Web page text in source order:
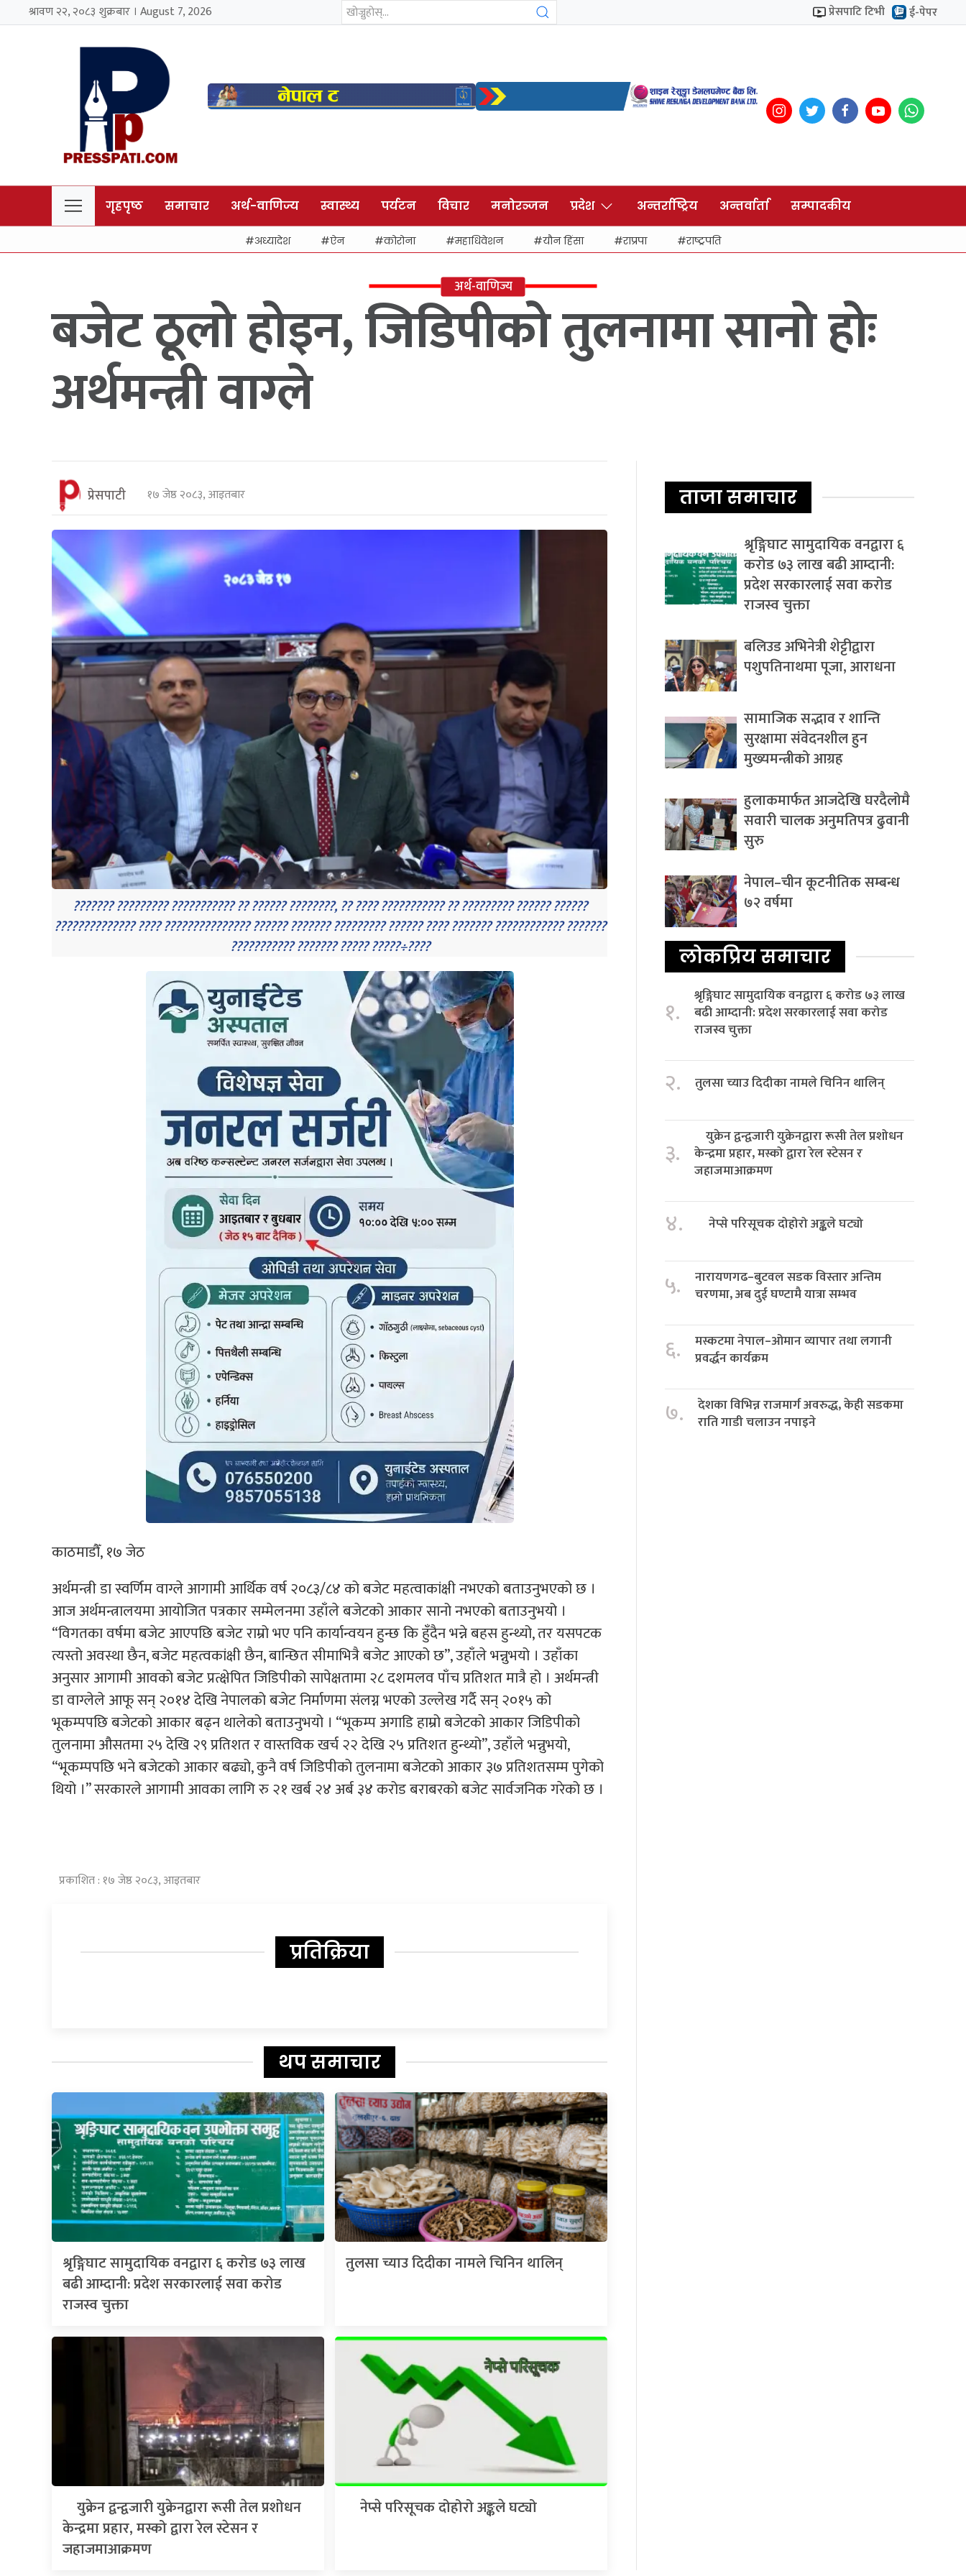
श्रावण २२, २०८३ शुक्रबार । August 7, 2026 प्रेसपाटि टिभी ई-पेपर
गृहपृष्ठ समाचार अर्थ-वाणिज्य स्वास्थ्य पर्यटन विचार मनोरञ्जन प्रदेश अन्तर्राष्ट्रिय अन्तर्वार्ता सम्पादकीय
अध्यादेश ऐन कोरोना महाधिवेशन यौन हिंसा राप्रपा राष्ट्रपति
अर्थ-वाणिज्य
बजेट ठूलो होइन, जिडिपीको तुलनामा सानो होः
अर्थमन्त्री वाग्ले
प्रेसपाटी १७ जेष्ठ २०८३, आइतबार
??????? ????????? ??????????? ?? ?????? ????????, ?? ???? ??????????? ?? ????????? ?????? ??????
?????????????? ???? ??????????????? ?????? ??????? ????????? ?????? ???? ??????? ???????????? ???????
??????????? ??????? ????? ?????÷????
काठमाडौँ, १७ जेठ
अर्थमन्त्री डा स्वर्णिम वाग्ले आगामी आर्थिक वर्ष २०८३/८४ को बजेट महत्वाकांक्षी नभएको बताउनुभएको छ ।
आज अर्थमन्त्रालयमा आयोजित पत्रकार सम्मेलनमा उहाँले बजेटको आकार सानो नभएको बताउनुभयो ।
“विगतका वर्षमा बजेट आएपछि बजेट राम्रो भए पनि कार्यान्वयन हुन्छ कि हुँदैन भन्ने बहस हुन्थ्यो, तर यसपटक
त्यस्तो अवस्था छैन, बजेट महत्वकांक्षी छैन, बान्छित सीमाभित्रै बजेट आएको छ”, उहाँले भन्नुभयो । उहाँका
अनुसार आगामी आवको बजेट प्रत्क्षेपित जिडिपीको सापेक्षतामा २८ दशमलव पाँच प्रतिशत मात्रै हो । अर्थमन्त्री
डा वाग्लेले आफू सन् २०१४ देखि नेपालको बजेट निर्माणमा संलग्न भएको उल्लेख गर्दै सन् २०१५ को
भूकम्पपछि बजेटको आकार बढ्न थालेको बताउनुभयो । “भूकम्प अगाडि हाम्रो बजेटको आकार जिडिपीको
तुलनामा औसतमा २५ देखि २९ प्रतिशत र वास्तविक खर्च २२ देखि २५ प्रतिशत हुन्थ्यो”, उहाँले भन्नुभयो,
“भूकम्पपछि भने बजेटको आकार बढ्यो, कुनै वर्ष जिडिपीको तुलनामा बजेटको आकार ३७ प्रतिशतसम्म पुगेको
थियो ।” सरकारले आगामी आवका लागि रु २१ खर्ब २४ अर्ब ३४ करोड बराबरको बजेट सार्वजनिक गरेको छ ।
प्रकाशित : १७ जेष्ठ २०८३, आइतबार
प्रतिक्रिया
थप समाचार
श्रृङ्गिघाट सामुदायिक वनद्वारा ६ करोड ७३ लाख
बढी आम्दानी: प्रदेश सरकारलाई सवा करोड
राजस्व चुक्ता
तुलसा च्याउ दिदीका नामले चिनिन थालिन्
युक्रेन द्वन्द्वजारी युक्रेनद्वारा रूसी तेल प्रशोधन
केन्द्रमा प्रहार, मस्को द्वारा रेल स्टेसन र
जहाजमाआक्रमण
नेप्से परिसूचक दोहोरो अङ्कले घट्यो
ताजा समाचार
श्रृङ्गिघाट सामुदायिक वनद्वारा ६
करोड ७३ लाख बढी आम्दानी:
प्रदेश सरकारलाई सवा करोड
राजस्व चुक्ता
बलिउड अभिनेत्री शेट्टीद्वारा
पशुपतिनाथमा पूजा, आराधना
सामाजिक सद्भाव र शान्ति
सुरक्षामा संवेदनशील हुन
मुख्यमन्त्रीको आग्रह
हुलाकमार्फत आजदेखि घरदैलोमै
सवारी चालक अनुमतिपत्र ढुवानी
सुरु
नेपाल–चीन कूटनीतिक सम्बन्ध
७२ वर्षमा
लोकप्रिय समाचार
१.
श्रृङ्गिघाट सामुदायिक वनद्वारा ६ करोड ७३ लाख
बढी आम्दानी: प्रदेश सरकारलाई सवा करोड
राजस्व चुक्ता
२. तुलसा च्याउ दिदीका नामले चिनिन थालिन्
३.
युक्रेन द्वन्द्वजारी युक्रेनद्वारा रूसी तेल प्रशोधन
केन्द्रमा प्रहार, मस्को द्वारा रेल स्टेसन र
जहाजमाआक्रमण
४. नेप्से परिसूचक दोहोरो अङ्कले घट्यो
५.
नारायणगढ–बुटवल सडक विस्तार अन्तिम
चरणमा, अब दुई घण्टामै यात्रा सम्भव
६.
मस्कटमा नेपाल–ओमान व्यापार तथा लगानी
प्रवर्द्धन कार्यक्रम
७.
देशका विभिन्न राजमार्ग अवरुद्ध, केही सडकमा
राति गाडी चलाउन नपाइने